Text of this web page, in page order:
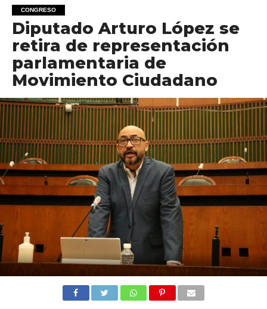
CONGRESO
Diputado Arturo López se
retira de representación
parlamentaria de
Movimiento Ciudadano